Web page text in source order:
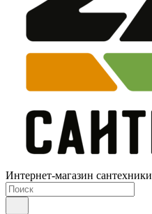
Интернет-магазин сантехники